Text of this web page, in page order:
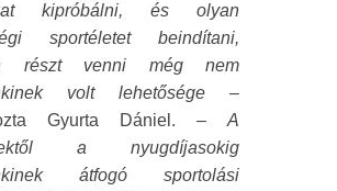
kipróbálni, és olyan
sportéletet beindítani,
részt venni még nem
volt lehetősége –
Gyurta Dániel. – A
a nyugdíjasokig
átfogó sportolási